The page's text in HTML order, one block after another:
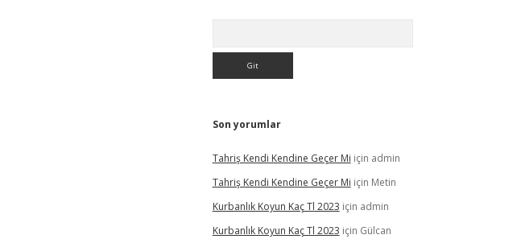
Son yorumlar
Tahriş Kendi Kendine Geçer Mi için admin
Tahriş Kendi Kendine Geçer Mi için Metin
Kurbanlık Koyun Kaç Tl 2023 için admin
Kurbanlık Koyun Kaç Tl 2023 için Gülcan